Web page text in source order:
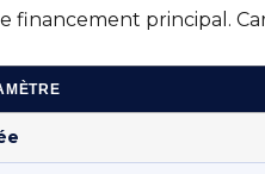
financement principal.